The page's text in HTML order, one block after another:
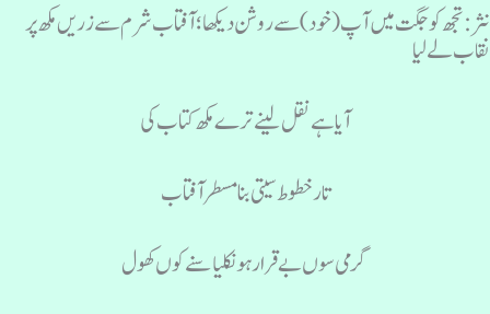
نثر: تجھ کو جگت میں آپ (خود) سے روشن دیکھا؛ آفتاب شرم سے زریں مکھ پر
نقاب لے لیا
آیا ہے نقل لینے ترے مکھ کتاب کی
تار خطوط سیتی بنا مسطر آفتاب
گرمی سوں بے قرار ہو نکلیا سنے کوں کھول